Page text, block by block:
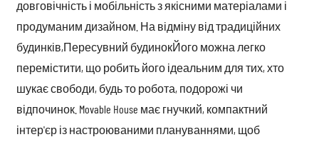
довговічність і мобільність з якісними матеріалами і
продуманим дизайном. На відміну від традиційних
будинків,Пересувний будинокЙого можна легко
перемістити, що робить його ідеальним для тих, хто
шукає свободи, будь то робота, подорожі чи
відпочинок. Movable House має гнучкий, компактний
інтер'єр із настроюваними плануваннями, щоб